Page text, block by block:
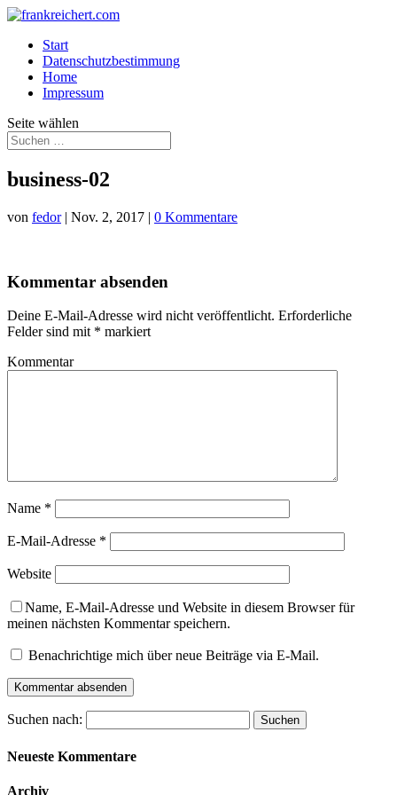
Start
Datenschutzbestimmung
Home
Impressum
Seite wählen
business-02
von fedor| Nov. 2, 2017 | 0 Kommentare
Kommentar absenden
Deine E-Mail-Adresse wird nicht veröffentlicht. Erforderliche
Felder sind mit * markiert
Kommentar
Name *
E-Mail-Adresse *
Website
Name, E-Mail-Adresse und Website in diesem Browser für
meinen nächsten Kommentar speichern.
Benachrichtige mich über neue Beiträge via E-Mail.
Suchen nach:
Neueste Kommentare
Archiv